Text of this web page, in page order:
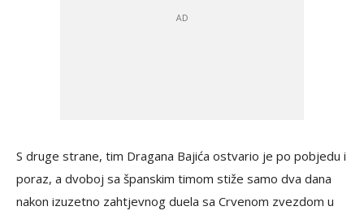
S druge strane, tim Dragana Bajića ostvario je po pobjedu i
poraz, a dvoboj sa španskim timom stiže samo dva dana
nakon izuzetno zahtjevnog duela sa Crvenom zvezdom u